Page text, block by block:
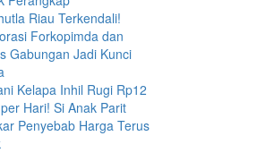
Riau Terkendali!
Forkopimda dan
Gabungan Jadi Kunci
Kelapa Inhil Rugi Rp12
Hari! Si Anak Parit
Penyebab Harga Terus